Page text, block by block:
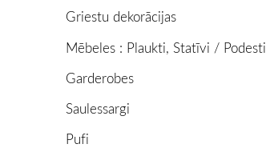
Griestu dekorācijas
Mēbeles : Plaukti, Statīvi / Podesti
Garderobes
Saulessargi
Pufi